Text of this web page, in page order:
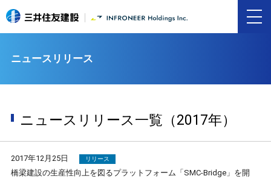
ニュースリリース
ニュースリリース一覧（2017年）
2017年12月25日 リリース
橋梁建設の生産性向上を図るプラットフォーム「SMC-Bridge」を開